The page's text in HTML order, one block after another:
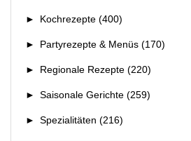
► Kochrezepte (400)
► Partyrezepte & Menüs (170)
► Regionale Rezepte (220)
► Saisonale Gerichte (259)
► Spezialitäten (216)